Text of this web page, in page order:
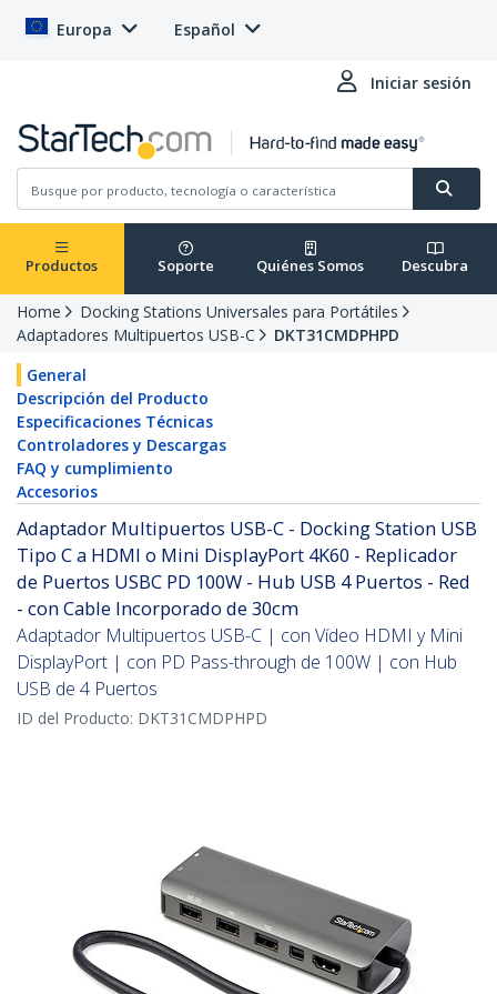
Europa Español
Iniciar sesión
Productos Soporte Quiénes Somos Descubra
Home
Docking Stations Universales para Portátiles
Adaptadores Multipuertos USB-C
DKT31CMDPHPD
General
Descripción del Producto
Especificaciones Técnicas
Controladores y Descargas
FAQ y cumplimiento
Accesorios
Adaptador Multipuertos USB-C - Docking Station USB
Tipo C a HDMI o Mini DisplayPort 4K60 - Replicador
de Puertos USBC PD 100W - Hub USB 4 Puertos - Red
- con Cable Incorporado de 30cm
Adaptador Multipuertos USB-C | con Vídeo HDMI y Mini
DisplayPort | con PD Pass-through de 100W | con Hub
USB de 4 Puertos
ID del Producto: DKT31CMDPHPD